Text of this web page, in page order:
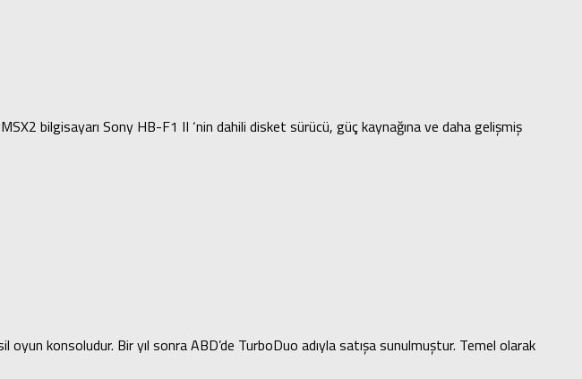
bilgisayarı Sony HB-F1 II ‘nin dahili disket sürücü, güç kaynağına ve daha gelişmiş
konsoludur. Bir yıl sonra ABD’de TurboDuo adıyla satışa sunulmuştur. Temel olarak